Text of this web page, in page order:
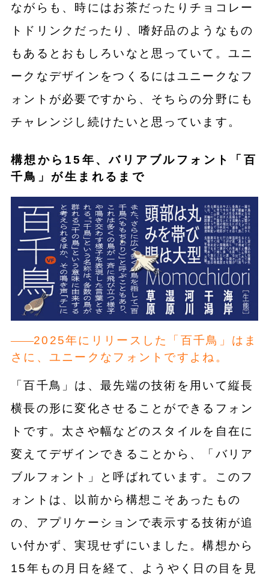
ながらも、時にはお茶だったりチョコレー
トドリンクだったり、嗜好品のようなもの
もあるとおもしろいなと思っていて。ユニ
ークなデザインをつくるにはユニークなフ
ォントが必要ですから、そちらの分野にも
チャレンジし続けたいと思っています。
構想から15年、バリアブルフォント「百
千鳥」が生まれるまで
2025年にリリースした「百千鳥」はま
さに、ユニークなフォントですよね。
「百千鳥」は、最先端の技術を用いて縦長
横長の形に変化させることができるフォン
トです。太さや幅などのスタイルを自在に
変えてデザインできることから、「バリア
ブルフォント」と呼ばれています。このフ
ォントは、以前から構想こそあったもの
の、アプリケーションで表示する技術が追
い付かず、実現せずにいました。構想から
15年もの月日を経て、ようやく日の目を見